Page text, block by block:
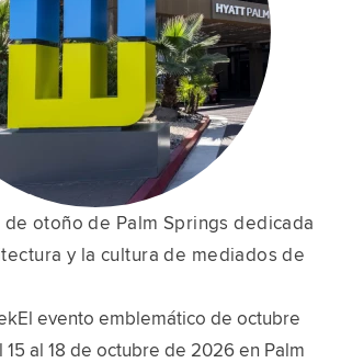
otoño de Palm Springs dedicada
y la cultura de mediados de
evento emblemático de octubre
al 18 de octubre de 2026 en Palm